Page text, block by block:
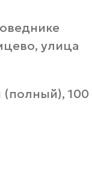
улица
(полный), 100